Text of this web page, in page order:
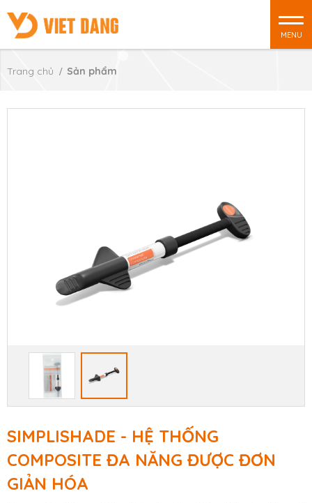
MENU
Trang chủ Sản phẩm
SIMPLISHADE - HỆ THỐNG
COMPOSITE ĐA NĂNG ĐƯỢC ĐƠN
GIẢN HÓA